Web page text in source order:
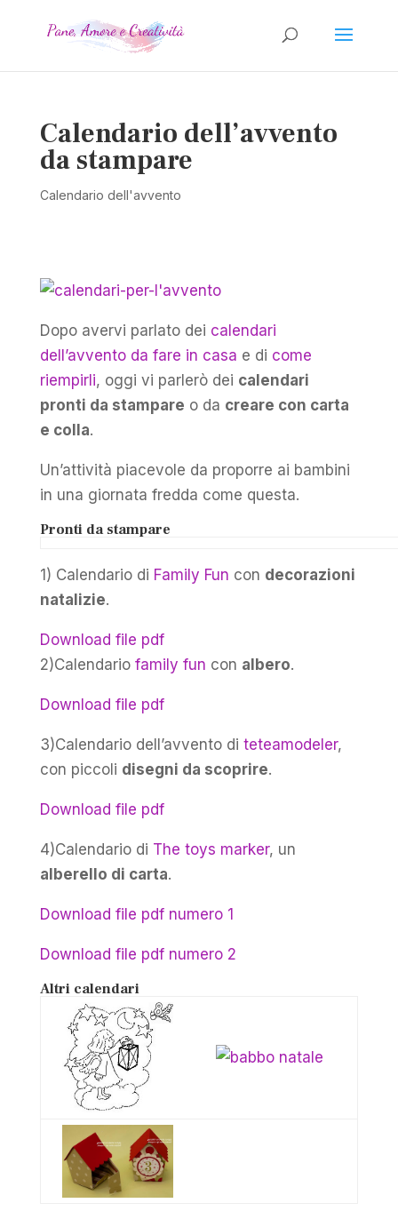
Calendario dell’avvento
da stampare
Calendario dell'avvento
Dopo avervi parlato dei calendari
dell’avvento da fare in casa e di come
riempirli, oggi vi parlerò dei calendari
pronti da stampare o da creare con carta
e colla.
Un’attività piacevole da proporre ai bambini
in una giornata fredda come questa.
Pronti da stampare
1) Calendario di Family Fun con decorazioni
natalizie.
Download file pdf
2)Calendario family fun con albero.
Download file pdf
3)Calendario dell’avvento di teteamodeler,
con piccoli disegni da scoprire.
Download file pdf
4)Calendario di The toys marker, un
alberello di carta.
Download file pdf numero 1
Download file pdf numero 2
Altri calendari